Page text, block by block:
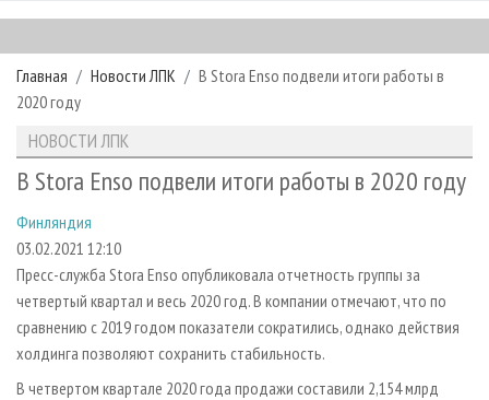
ГЛАВНАЯ
РУБРИКИ И ТЕМЫ
РУБРИКИ ЖУРНАЛА
ЛЕСОЗАГОТОВКА
ЛЕСОПИЛЕНИЕ
ДЕРЕВООБРАБОТКА
СУШКА ДРЕВЕСИНЫ
ПРОИЗВОДСТВО ДРЕВЕСНЫХ ПЛИТ
ДЕРЕВЯННОЕ ДОМОСТРОЕНИЕ
ПРОИЗВОДСТВО МЕБЕЛИ
НОВОСТИ
НОВОСТИ ЛПК
НОВОСТИ ЖУРНАЛА
НОВОСТИ КОМПАНИЙ
ПРОЕКТЫ ЛПИ
АНАЛИТИКА
ПРЕДПРИЯТИЯ ЛПК
ЛЕСНЫЕ РЕГИОНЫ РОССИИ
ПЕРСОНЫ
МОБИЛЬНЫЕ ВЫСТАВКИ
ОФИЦИАЛЬНЫЕ ДЕЛЕГАЦИИ
ПРИОРИТЕТНЫЕ ИНВЕСТПРОЕКТЫ
АРХИВ
АРХИВ ЖУРНАЛОВ
СТАТЬИ
ПОДПИСКА
КОНТАКТЫ
РЕКЛАМОДАТЕЛЯМ
РЕКЛАМА
РЕКЛАМА НА САЙТЕ
Главная Новости ЛПК
В Stora Enso подвели итоги работы в
2020 году
НОВОСТИ ЛПК
В Stora Enso подвели итоги работы в 2020 году
Финляндия
03.02.2021 12:10
Пресс-служба Stora Enso опубликовала отчетность группы за
четвертый квартал и весь 2020 год. В компании отмечают, что по
сравнению с 2019 годом показатели сократились, однако действия
холдинга позволяют сохранить стабильность.
В четвертом квартале 2020 года продажи составили 2,154 млрд